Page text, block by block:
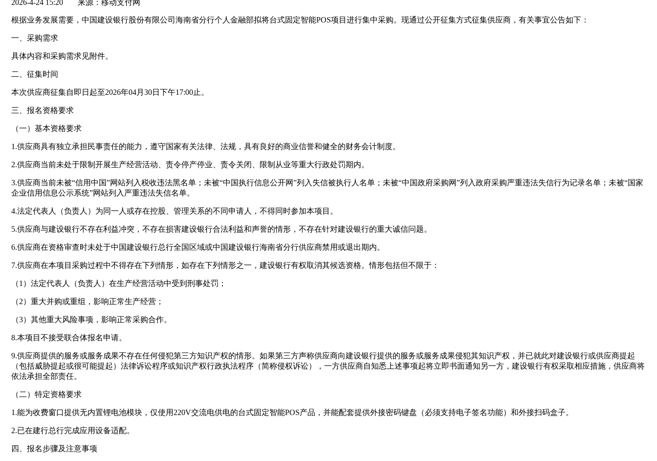
2026-4-24 15:20 来源：移动支付网
根据业务发展需要，中国建设银行股份有限公司海南省分行个人金融部拟将台式固定智能POS项目进行集中采购。现通过公开征集方式征集供应商，有关事宜公告如下：
一、采购需求
具体内容和采购需求见附件。
二、征集时间
本次供应商征集自即日起至2026年04月30日下午17:00止。
三、报名资格要求
（一）基本资格要求
1.供应商具有独立承担民事责任的能力，遵守国家有关法律、法规，具有良好的商业信誉和健全的财务会计制度。
2.供应商当前未处于限制开展生产经营活动、责令停产停业、责令关闭、限制从业等重大行政处罚期内。
3.供应商当前未被“信用中国”网站列入税收违法黑名单；未被“中国执行信息公开网”列入失信被执行人名单；未被“中国政府采购网”列入政府采购严重违法失信行为记录名单；未被“国家
企业信用信息公示系统”网站列入严重违法失信名单。
4.法定代表人（负责人）为同一人或存在控股、管理关系的不同申请人，不得同时参加本项目。
5.供应商与建设银行不存在利益冲突，不存在损害建设银行合法利益和声誉的情形，不存在针对建设银行的重大诚信问题。
6.供应商在资格审查时未处于中国建设银行总行全国区域或中国建设银行海南省分行供应商禁用或退出期内。
7.供应商在本项目采购过程中不得存在下列情形，如存在下列情形之一，建设银行有权取消其候选资格。情形包括但不限于：
（1）法定代表人（负责人）在生产经营活动中受到刑事处罚；
（2）重大并购或重组，影响正常生产经营；
（3）其他重大风险事项，影响正常采购合作。
8.本项目不接受联合体报名申请。
9.供应商提供的服务或服务成果不存在任何侵犯第三方知识产权的情形。如果第三方声称供应商向建设银行提供的服务或服务成果侵犯其知识产权，并已就此对建设银行或供应商提起
（包括威胁提起或很可能提起）法律诉讼程序或知识产权行政执法程序（简称侵权诉讼），一方供应商自知悉上述事项起将立即书面通知另一方，建设银行有权采取相应措施，供应商将
依法承担全部责任。
（二）特定资格要求
1.能为收费窗口提供无内置锂电池模块，仅使用220V交流电供电的台式固定智能POS产品，并能配套提供外接密码键盘（必须支持电子签名功能）和外接扫码盒子。
2.已在建行总行完成应用设备适配。
四、报名步骤及注意事项